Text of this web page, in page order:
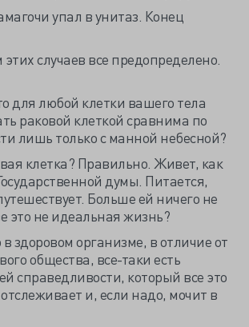
упал в унитаз. Конец
случаев все предопределено.
для любой клетки вашего тела
раковой клеткой сравнима по
лишь только с манной небесной?
клетка? Правильно. Живет, как
думы. Питается,
Больше ей ничего не
это не идеальная жизнь?
в здоровом организме, в отличие от
общества, все-таки есть
справедливости, который все это
и, если надо, мочит в